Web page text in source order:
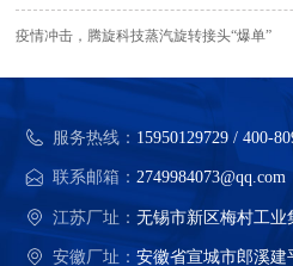
疫情冲击，腾旋科技蒸汽旋转接头“爆单”
服务热线： 15950129729 / 400-
联系邮箱：2749984073@qq.com
江苏厂址：无锡市新区梅村工业
安徽厂址：安徽省宣城市郎溪建